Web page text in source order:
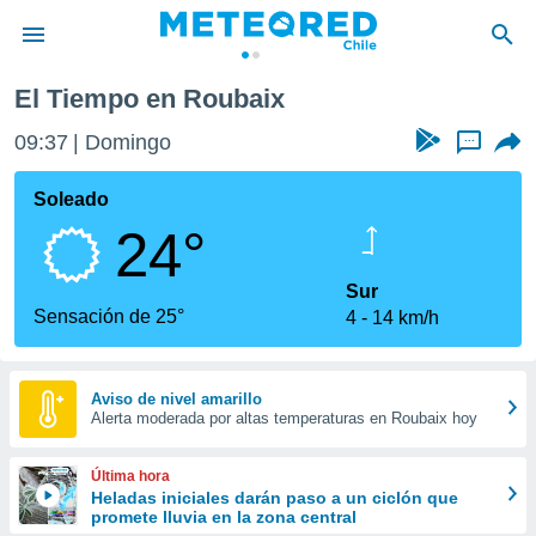
de
por
que se
calidad.
a este
las
y
forma
digital
basada
El Tiempo en Roubaix
09:37 Domingo ...
Soleado
24°
Sensación de 25°
Sur
4
14 km/h
Aviso de nivel amarillo
Alerta moderada por altas temperaturas en Roubaix hoy
Última hora
Heladas iniciales darán paso a un ciclón que
promete lluvia en la zona central